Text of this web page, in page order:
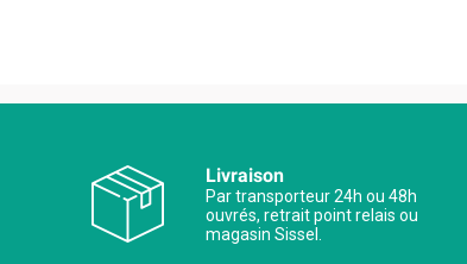
Livraison
Par transporteur 24h ou 48h
ouvrés, retrait point relais ou
magasin Sissel.